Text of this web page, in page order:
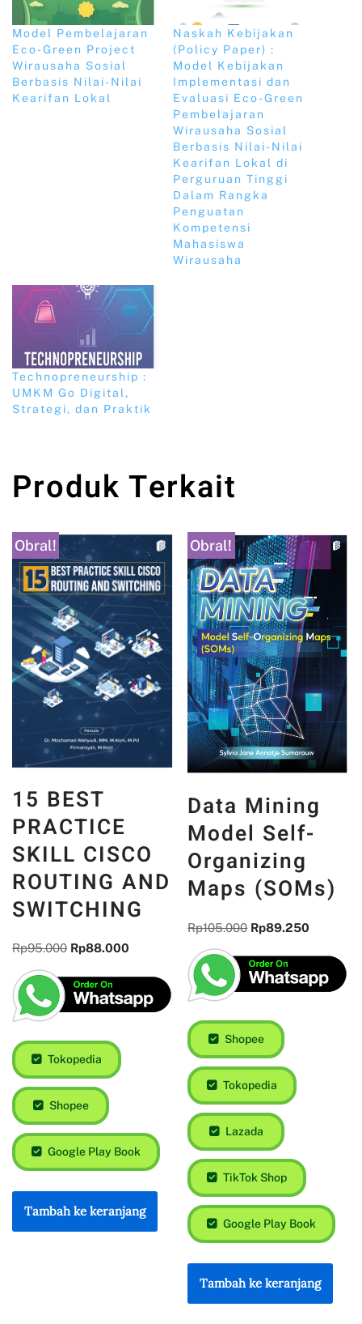
Model Pembelajaran
Eco-Green Project
Wirausaha Sosial
Berbasis Nilai-Nilai
Kearifan Lokal
Naskah Kebijakan
(Policy Paper) :
Model Kebijakan
Implementasi dan
Evaluasi Eco-Green
Pembelajaran
Wirausaha Sosial
Berbasis Nilai-Nilai
Kearifan Lokal di
Perguruan Tinggi
Dalam Rangka
Penguatan
Kompetensi
Mahasiswa
Wirausaha
Technopreneurship :
UMKM Go Digital,
Strategi, dan Praktik
Produk Terkait
Obral!
15 BEST
PRACTICE
SKILL CISCO
ROUTING AND
SWITCHING
Rp95.000 Rp88.000
Tokopedia
Shopee
Google Play Book
Tambah ke keranjang
Obral!
Data Mining
Model Self-
Organizing
Maps (SOMs)
Rp105.000 Rp89.250
Shopee
Tokopedia
Lazada
TikTok Shop
Google Play Book
Tambah ke keranjang